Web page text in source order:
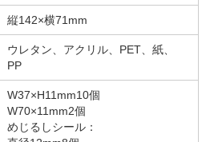
縦142×横71mm
ウレタン、アクリル、PET、紙、
PP
W37×H11mm10個
W70×11mm2個
めじるしシール：